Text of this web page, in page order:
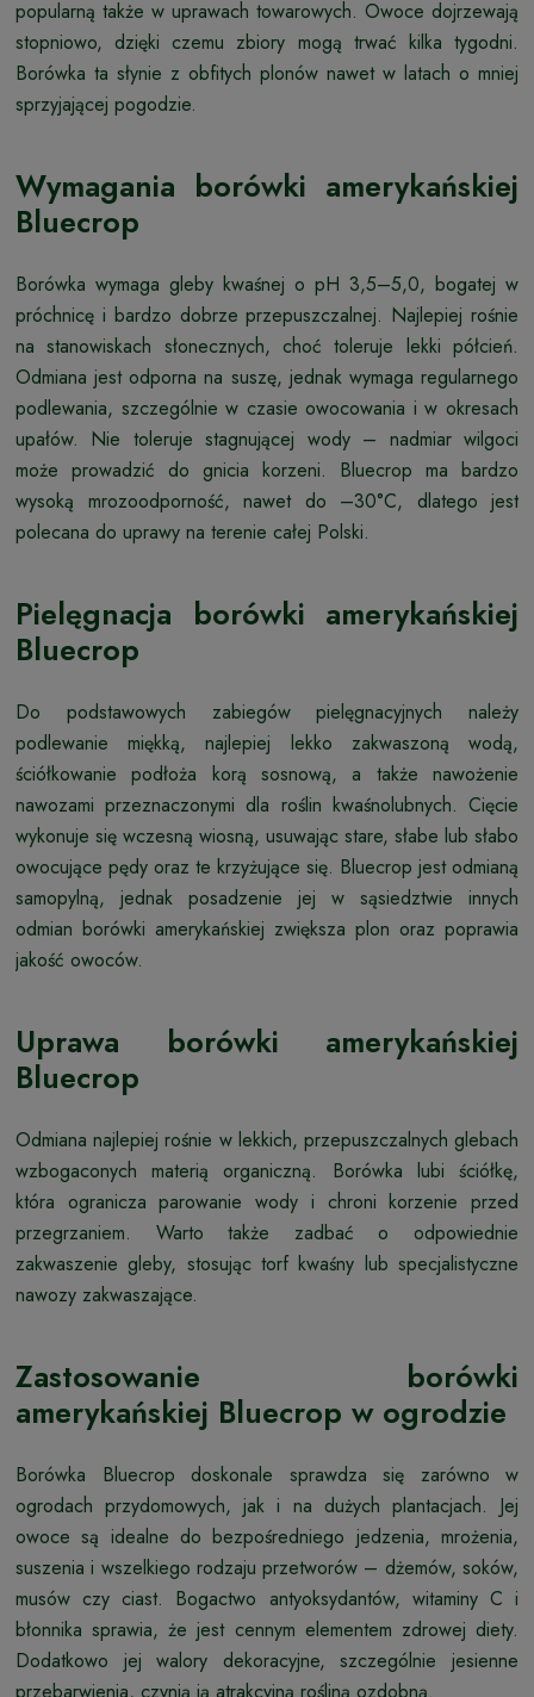
popularną także w uprawach towarowych. Owoce dojrzewają
stopniowo, dzięki czemu zbiory mogą trwać kilka tygodni.
Borówka ta słynie z obfitych plonów nawet w latach o mniej
sprzyjającej pogodzie.
Wymagania borówki amerykańskiej
Bluecrop
Borówka wymaga gleby kwaśnej o pH 3,5–5,0, bogatej w
próchnicę i bardzo dobrze przepuszczalnej. Najlepiej rośnie
na stanowiskach słonecznych, choć toleruje lekki półcień.
Odmiana jest odporna na suszę, jednak wymaga regularnego
podlewania, szczególnie w czasie owocowania i w okresach
upałów. Nie toleruje stagnującej wody – nadmiar wilgoci
może prowadzić do gnicia korzeni. Bluecrop ma bardzo
wysoką mrozoodporność, nawet do –30°C, dlatego jest
polecana do uprawy na terenie całej Polski.
Pielęgnacja borówki amerykańskiej
Bluecrop
Do podstawowych zabiegów pielęgnacyjnych należy
podlewanie miękką, najlepiej lekko zakwaszoną wodą,
ściółkowanie podłoża korą sosnową, a także nawożenie
nawozami przeznaczonymi dla roślin kwaśnolubnych. Cięcie
wykonuje się wczesną wiosną, usuwając stare, słabe lub słabo
owocujące pędy oraz te krzyżujące się. Bluecrop jest odmianą
samopylną, jednak posadzenie jej w sąsiedztwie innych
odmian borówki amerykańskiej zwiększa plon oraz poprawia
jakość owoców.
Uprawa borówki amerykańskiej
Bluecrop
Odmiana najlepiej rośnie w lekkich, przepuszczalnych glebach
wzbogaconych materią organiczną. Borówka lubi ściółkę,
która ogranicza parowanie wody i chroni korzenie przed
przegrzaniem. Warto także zadbać o odpowiednie
zakwaszenie gleby, stosując torf kwaśny lub specjalistyczne
nawozy zakwaszające.
Zastosowanie borówki
amerykańskiej Bluecrop w ogrodzie
Borówka Bluecrop doskonale sprawdza się zarówno w
ogrodach przydomowych, jak i na dużych plantacjach. Jej
owoce są idealne do bezpośredniego jedzenia, mrożenia,
suszenia i wszelkiego rodzaju przetworów – dżemów, soków,
musów czy ciast. Bogactwo antyoksydantów, witaminy C i
błonnika sprawia, że jest cennym elementem zdrowej diety.
Dodatkowo jej walory dekoracyjne, szczególnie jesienne